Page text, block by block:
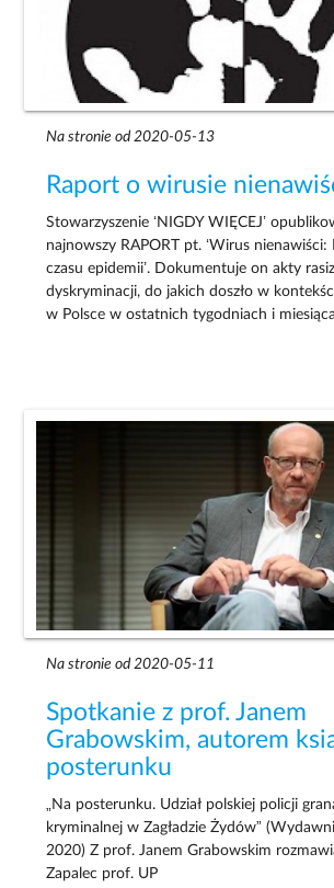
Na stronie od 2020-05-13
Raport o wirusie
Stowarzyszenie ‘NIGDY WIĘCEJ’
najnowszy RAPORT pt. ‘Wirus nienawiści:
czasu epidemii’. Dokumentuje on akty
dyskryminacji, do jakich doszło w
w Polsce w ostatnich tygodniach i
Na stronie od 2020-05-11
Spotkanie z prof. Janem
Grabowskim, autorem
posterunku
„Na posterunku. Udział polskiej policji
kryminalnej w Zagładzie Żydów”
2020) Z prof. Janem Grabowskim
Zapalec prof. UP